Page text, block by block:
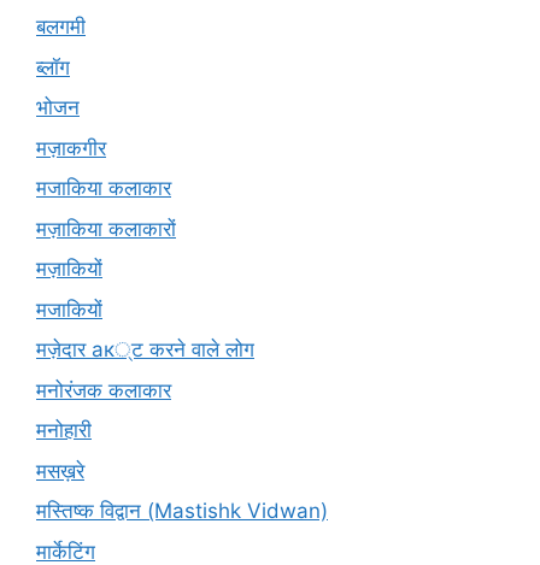
बलगमी
ब्लॉग
भोजन
मज़ाकगीर
मजाकिया कलाकार
मज़ाकिया कलाकारों
मज़ाकियों
मजाकियों
मज़ेदार ак्ट करने वाले लोग
मनोरंजक कलाकार
मनोहारी
मसख़रे
मस्तिष्क विद्वान (Mastishk Vidwan)
मार्केटिंग